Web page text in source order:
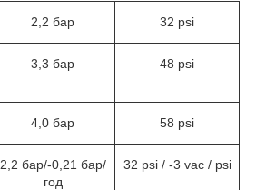
2,2 бар 32 psi
3,3 бар 48 psi
4,0 бар 58 psi
2,2 бар/-0,21 бар/
год
32 psi / -3 vac / psi